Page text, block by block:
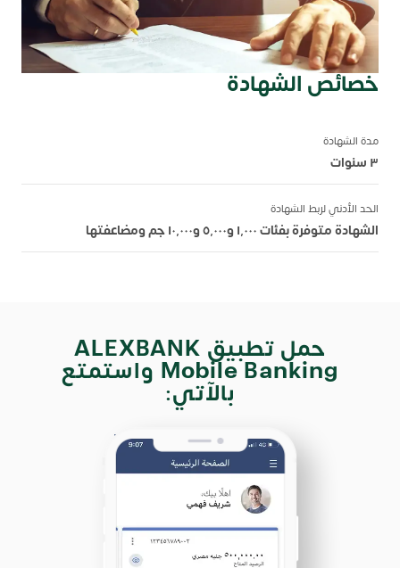
خصائص الشهادة
مدة الشهادة
٣ سنوات
الحد الأدني لربط الشهادة
الشهادة متوفرة بفئات ١,٠٠٠ و٥,٠٠٠ و١٠,٠٠٠ جم ومضاعفتها
حمل تطبيق ALEXBANK
Mobile Banking واستمتع
بالآتي: